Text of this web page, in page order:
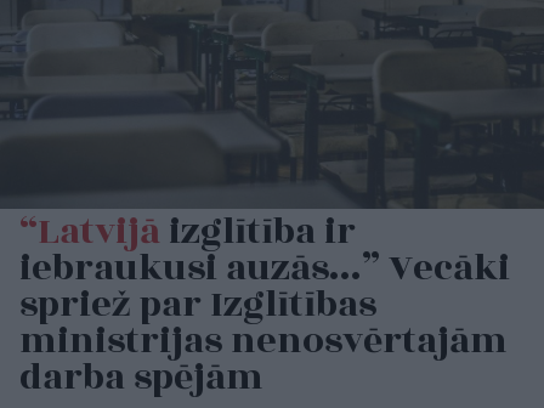
“Latvijāizglītība ir
iebraukusi auzās…” Vecāki
spriež par Izglītības
ministrijas nenosvērtajām
darba spējām